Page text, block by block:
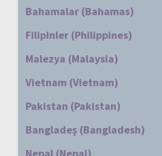
Bahamalar (Bahamas)
Filipinler (Philippines)
Malezya (Malaysia)
Vietnam (Vietnam)
Pakistan (Pakistan)
Bangladeş (Bangladesh)